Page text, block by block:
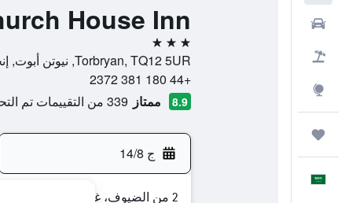
House Inn
3 نجوم
Torbryan, TQ12 5UR, نيوتن أبوت, إنجلترا, المملكة المتحدة
+44 180 381 2372
8.9 ممتاز 339 من التقييمات تم التحقق منها
ج 14/8
2 من الضيوف، غرفة واحدة